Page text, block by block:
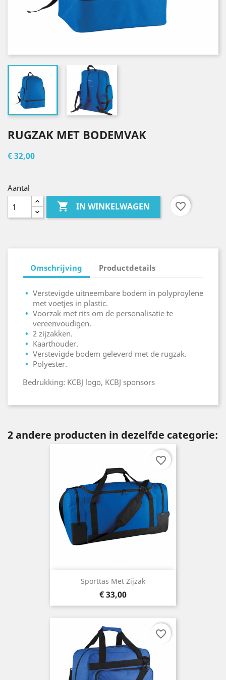
RUGZAK MET BODEMVAK
€ 32,00
Aantal
 IN WINKELWAGEN favorite_border
Omschrijving Productdetails
Verstevigde uitneembare bodem in polyproylene
met voetjes in plastic.
Voorzak met rits om de personalisatie te
vereenvoudigen.
2 zijzakken.
Kaarthouder.
Verstevigde bodem geleverd met de rugzak.
Polyester.
Bedrukking: KCBJ logo, KCBJ sponsors
2 andere producten in dezelfde categorie:
Sporttas Met Zijzak
Prijs
€ 33,00
favorite_border
favorite_border